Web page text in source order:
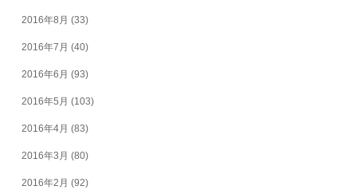
2016年8月 (33)
2016年7月 (40)
2016年6月 (93)
2016年5月 (103)
2016年4月 (83)
2016年3月 (80)
2016年2月 (92)